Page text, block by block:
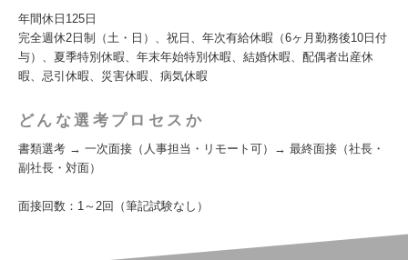
年間休日125日
完全週休2日制（土・日）、祝日、年次有給休暇（6ヶ月勤務後10日付
与）、夏季特別休暇、年末年始特別休暇、結婚休暇、配偶者出産休
暇、忌引休暇、災害休暇、病気休暇
どんな選考プロセスか
書類選考 → 一次面接（人事担当・リモート可）→ 最終面接（社長・
副社長・対面）
面接回数：1～2回（筆記試験なし）